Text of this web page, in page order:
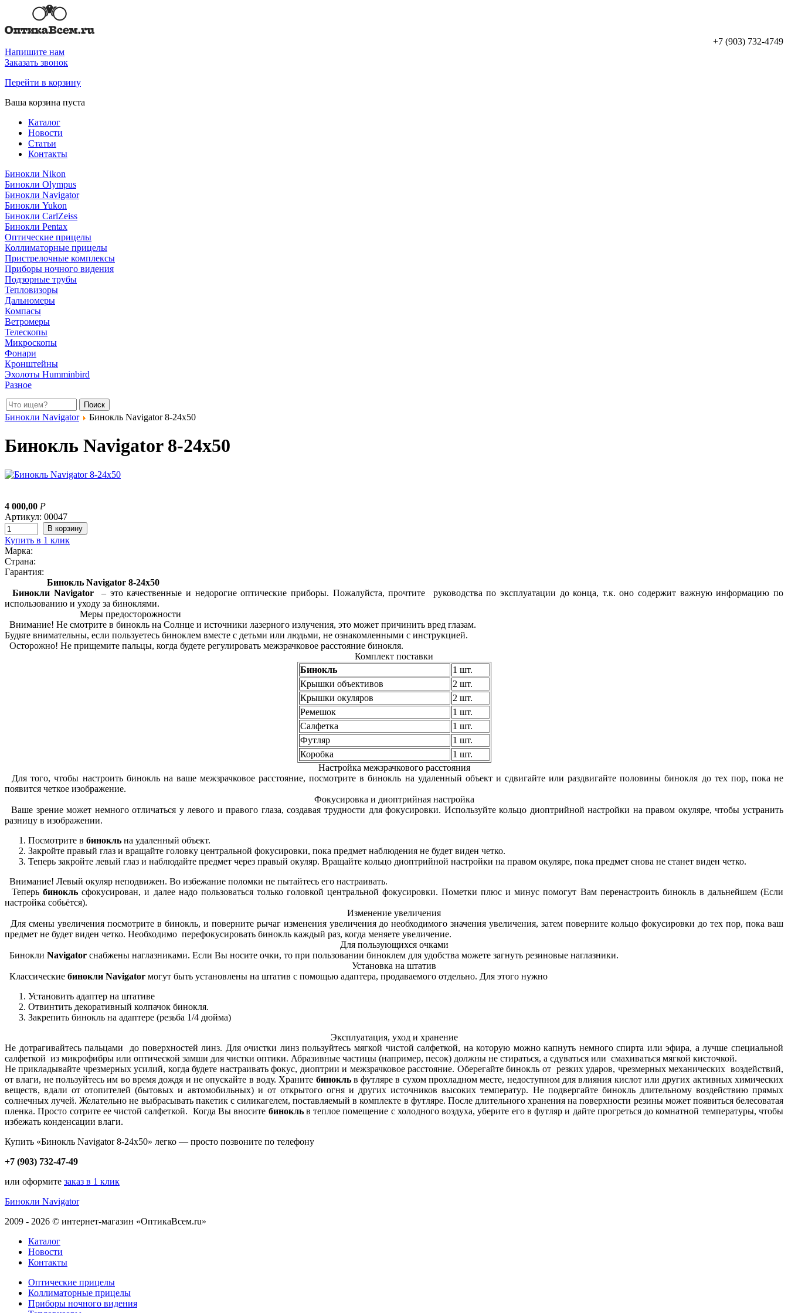
+7 (903) 732-4749
Напишите нам
Заказать звонок
Перейти в корзину
Ваша корзина пуста
Каталог
Новости
Статьи
Контакты
Бинокли Nikon
Бинокли Olympus
Бинокли Navigator
Бинокли Yukon
Бинокли CarlZeiss
Бинокли Pentax
Оптические прицелы
Коллиматорные прицелы
Пристрелочные комплексы
Приборы ночного видения
Подзорные трубы
Тепловизоры
Дальномеры
Компасы
Ветромеры
Телескопы
Микроскопы
Фонари
Кронштейны
Эхолоты Humminbird
Разное
Бинокли Navigator Бинокль Navigator 8-24x50
Бинокль Navigator 8-24x50
4 000,00 Р
Артикул: 00047
Купить в 1 клик
Марка:
Страна:
Гарантия:
Бинокль Navigator 8-24x50
Бинокли Navigator– это качественные и недорогие оптические приборы. Пожалуйста, прочтите руководства по эксплуатации до конца, т.к. оно содержит важную информацию по
использованию и уходу за биноклями.
Меры предосторожности
Внимание! Не смотрите в бинокль на Солнце и источники лазерного излучения, это может причинить вред глазам.
Будьте внимательны, если пользуетесь биноклем вместе с детьми или людьми, не ознакомленными с инструкцией.
Осторожно! Не прищемите пальцы, когда будете регулировать межзрачковое расстояние бинокля.
Комплект поставки
Бинокль
1 шт.
Крышки объективов
2 шт.
Крышки окуляров
2 шт.
Ремешок
1 шт.
Салфетка
1 шт.
Футляр
1 шт.
Коробка
1 шт.
Настройка межзрачкового расстояния
Для того, чтобы настроить бинокль на ваше межзрачковое расстояние, посмотрите в бинокль на удаленный объект и сдвигайте или раздвигайте половины бинокля до тех пор, пока не
появится четкое изображение.
Фокусировка и диоптрийная настройка
Ваше зрение может немного отличаться у левого и правого глаза, создавая трудности для фокусировки. Используйте кольцо диоптрийной настройки на правом окуляре, чтобы устранить
разницу в изображении.
Посмотрите в бинокль на удаленный объект.
Закройте правый глаз и вращайте головку центральной фокусировки, пока предмет наблюдения не будет виден четко.
Теперь закройте левый глаз и наблюдайте предмет через правый окуляр. Вращайте кольцо диоптрийной настройки на правом окуляре, пока предмет снова не станет виден четко.
Внимание! Левый окуляр неподвижен. Во избежание поломки не пытайтесь его настраивать.
Теперьбинокль сфокусирован, и далее надо пользоваться только головкой центральной фокусировки. Пометки плюс и минус помогут Вам перенастроить бинокль в дальнейшем (Если
настройка собьётся).
Изменение увеличения
Для смены увеличения посмотрите в бинокль, и поверните рычаг изменения увеличения до необходимого значения увеличения, затем поверните кольцо фокусировки до тех пор, пока ваш
предмет не будет виден четко. Необходимо перефокусировать бинокль каждый раз, когда меняете увеличение.
Для пользующихся очками
Бинокли Navigator снабжены наглазниками. Если Вы носите очки, то при пользовании биноклем для удобства можете загнуть резиновые наглазники.
Установка на штатив
Классические бинокли Navigator могут быть установлены на штатив с помощью адаптера, продаваемого отдельно. Для этого нужно
Установить адаптер на штативе
Отвинтить декоративный колпачок бинокля.
Закрепить бинокль на адаптере (резьба 1/4 дюйма)
Эксплуатация, уход и хранение
Не дотрагивайтесь пальцами до поверхностей линз. Для очистки линз пользуйтесь мягкой чистой салфеткой, на которую можно капнуть немного спирта или эфира, а лучше специальной
салфеткой из микрофибры или оптической замши для чистки оптики. Абразивные частицы (например, песок) должны не стираться, а сдуваться или смахиваться мягкой кисточкой.
Не прикладывайте чрезмерных усилий, когда будете настраивать фокус, диоптрии и межзрачковое расстояние. Оберегайте бинокль от резких ударов, чрезмерных механических воздействий,
от влаги, не пользуйтесь им во время дождя и не опускайте в воду. Храните бинокльв футляре в сухом прохладном месте, недоступном для влияния кислот или других активных химических
веществ, вдали от отопителей (бытовых и автомобильных) и от открытого огня и других источников высоких температур. Не подвергайте бинокль длительному воздействию прямых
солнечных лучей. Желательно не выбрасывать пакетик с силикагелем, поставляемый в комплекте в футляре. После длительного хранения на поверхности резины может появиться белесоватая
пленка. Просто сотрите ее чистой салфеткой. Когда Вы вносите бинокльв теплое помещение с холодного воздуха, уберите его в футляр и дайте прогреться до комнатной температуры, чтобы
избежать конденсации влаги.
Купить «Бинокль Navigator 8-24x50» легко — просто позвоните по телефону
+7 (903) 732-47-49
или оформите заказ в 1 клик
Бинокли Navigator
2009 - 2026 © интернет-магазин «ОптикаВсем.ru»
Каталог
Новости
Контакты
Оптические прицелы
Коллиматорные прицелы
Приборы ночного видения